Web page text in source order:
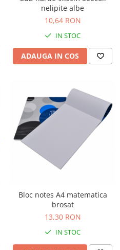
nelipite albe
10,64 RON
IN STOC
ADAUGA IN COS
Bloc notes A4 matematica
brosat
13,30 RON
IN STOC